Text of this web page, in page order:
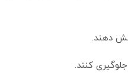
دهند.
کنند.